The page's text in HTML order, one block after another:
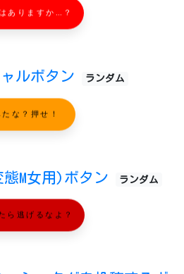
ありますか…？
ルボタン ランダム
たな？押せ！
M女用)ボタン ランダム
ら逃げるなよ？